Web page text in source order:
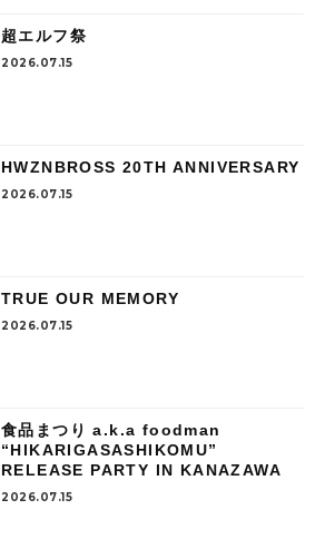
超エルフ祭
2026.07.15
HWZNBROSS 20TH ANNIVERSARY
2026.07.15
TRUE OUR MEMORY
2026.07.15
食品まつり a.k.a foodman
“HIKARIGASASHIKOMU”
RELEASE PARTY IN KANAZAWA
2026.07.15